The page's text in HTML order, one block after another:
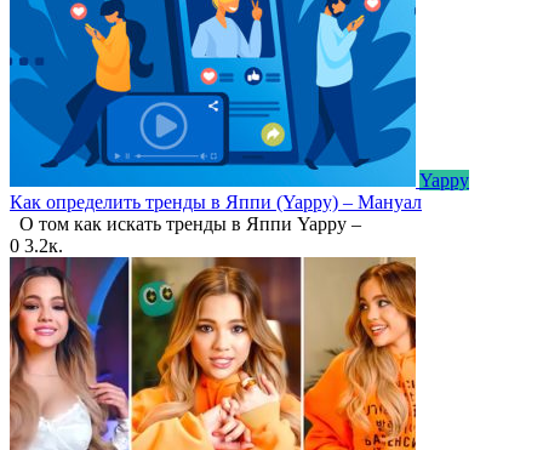
Yappy
Как определить тренды в Яппи (Yappy) – Мануал
О том как искать тренды в Яппи Yappy –
0 3.2к.